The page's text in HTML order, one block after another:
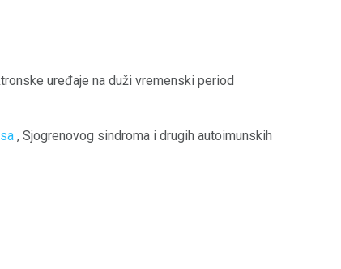
uređaje na duži vremenski period
, Sjogrenovog sindroma i drugih autoimunskih